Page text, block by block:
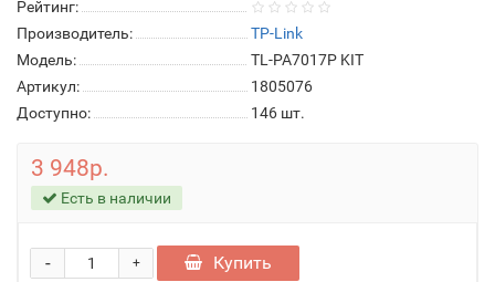
Рейтинг:
Производитель:
TP-Link
Модель:
TL-PA7017P KIT
Артикул:
1805076
Доступно:
146 шт.
3 948р.
Есть в наличии
+
- Купить